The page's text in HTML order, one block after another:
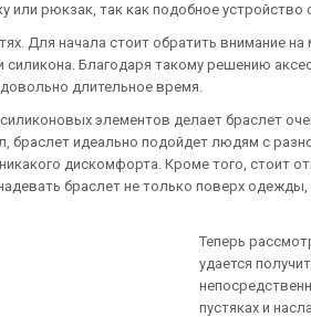
или рюкзак, так как подобное устройство
Для начала стоит обратить внимание
силикона. Благодаря такому решению
длительное время.
элементов делает браслет
браслет идеально подойдет людям с
дискомфорта. Кроме того, стоит
браслет не только поверх одежды,
Теперь
удается
пустяках и